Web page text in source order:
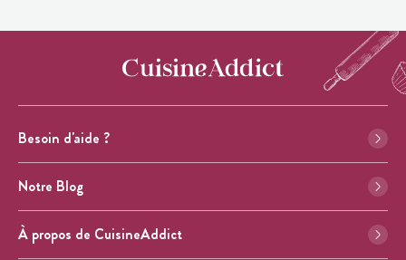
Besoin d'aide ?
Notre Blog
À propos de CuisineAddict